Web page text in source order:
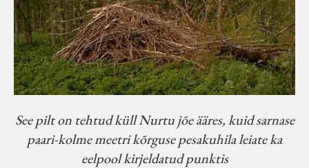
See pilt on tehtud küll Nurtu jõe ääres, kuid sarnase
paari-kolme meetri kõrguse pesakuhila leiate ka
eelpool kirjeldatud punktis